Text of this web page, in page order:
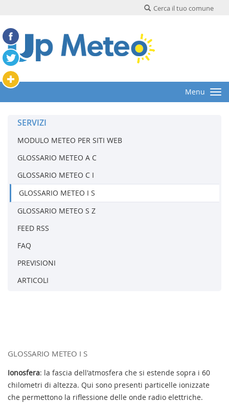
Cerca il tuo comune
Menu
SERVIZI
MODULO METEO PER SITI WEB
GLOSSARIO METEO A C
GLOSSARIO METEO C I
GLOSSARIO METEO I S
GLOSSARIO METEO S Z
FEED RSS
FAQ
PREVISIONI
ARTICOLI
GLOSSARIO METEO I S
Ionosfera: la fascia dell'atmosfera che si estende sopra i 60
chilometri di altezza. Qui sono presenti particelle ionizzate
che permettono la riflessione delle onde radio elettriche.